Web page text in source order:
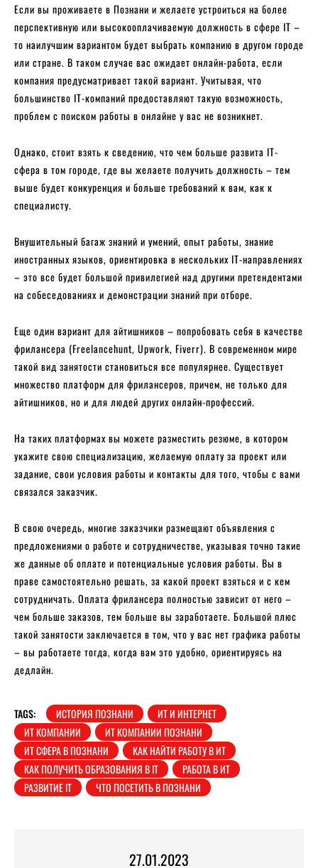
Если вы проживаете в Познани и желаете устроиться на более
перспективную или высокооплачиваемую должность в сфере IT –
то наилучшим вариантом будет выбрать компанию в другом городе
или стране. В таком случае вас ожидает онлайн-работа, если
компания предусматривает такой вариант. Учитывая, что
большинство IT-компаний предоставляют такую возможность,
проблем с поиском работы в онлайне у вас не возникнет.
Однако, стоит взять к сведению, что чем больше развита IT-
сфера в том городе, где вы желаете получить должность – тем
выше будет конкуренция и больше требований к вам, как к
специалисту.
Внушительный багаж знаний и умений, опыт работы, знание
иностранных языков, ориентировка в нескольких IT-направлениях
– это все будет большой привилегией над другими претендентами
на собеседованиях и демонстрации знаний при отборе.
Еще один вариант для айтишников – попробовать себя в качестве
фрилансера (Freelancehunt, Upwork, Fiverr). В современном мире
такой вид занятости становиться все популярнее. Существует
множество платформ для фрилансеров, причем, не только для
айтишников, но и для людей других онлайн-профессий.
На таких платформах вы можете разместить резюме, в котором
укажите свою специализацию, желаемую оплату за проект или
задание, свои условия работы и контакты для того, чтобы с вами
связался заказчик.
В свою очередь, многие заказчики размещают объявления с
предложениями о работе и сотрудничестве, указывая точно такие
же данные об оплате и потенциальные условия работы. Вы в
праве самостоятельно решать, за какой проект взяться и с кем
сотрудничать. Оплата фрилансера полностью зависит от него –
чем больше заказов, тем больше вы заработаете. Большой плюс
такой занятости заключается в том, что у вас нет графика работы
– вы работаете тогда, когда вам это удобно, ориентируясь на
дедлайн.
TAGS: ИСТОРИЯ ПОЗНАНИ
ИТ И ИНТЕРНЕТ
ИТ КОМПАНИИ
ИТ КОМПАНИИ ПОЗНАНИ
ИТ СФЕРА В ПОЗНАНИ
КАК НАЙТИ РАБОТУ В ИТ
КАК ПОЛУЧИТЬ ОБРАЗОВАНИЯ В IT
РАБОТА В ИТ
РАЗВИТИЕ IT
ЧТО ПОСЕТИТЬ В ПОЗНАНИ
27.01.2023